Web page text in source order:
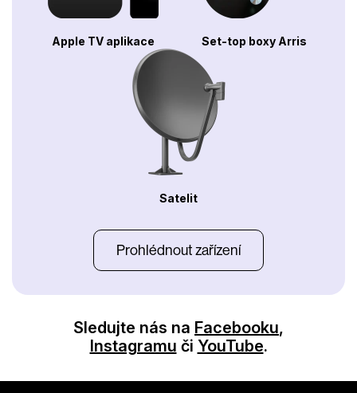
Apple TV aplikace Set-top boxy Arris
Satelit
Prohlédnout zařízení
Sledujte nás na Facebooku,
Instagramu či YouTube.